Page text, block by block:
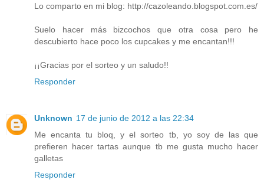
Lo comparto en mi blog: http://cazoleando.blogspot.com.es/
Suelo hacer más bizcochos que otra cosa pero he
descubierto hace poco los cupcakes y me encantan!!!
¡¡Gracias por el sorteo y un saludo!!
Responder
Unknown 17 de junio de 2012 a las 22:34
Me encanta tu bloq, y el sorteo tb, yo soy de las que
prefieren hacer tartas aunque tb me gusta mucho hacer
galletas
Responder